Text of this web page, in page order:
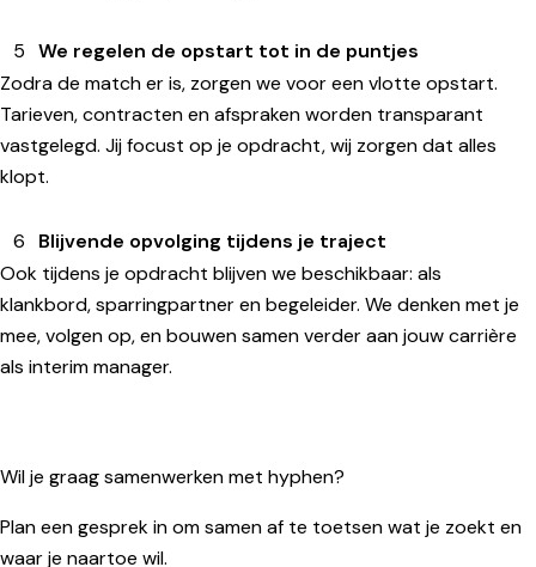
We regelen de opstart tot in de puntjes
Zodra de match er is, zorgen we voor een vlotte opstart.
Tarieven, contracten en afspraken worden transparant
vastgelegd. Jij focust op je opdracht, wij zorgen dat alles
klopt.
Blijvende opvolging tijdens je traject
Ook tijdens je opdracht blijven we beschikbaar: als
klankbord, sparringpartner en begeleider. We denken met je
mee, volgen op, en bouwen samen verder aan jouw carrière
als interim manager.
Wil je graag samenwerken met hyphen?
Plan een gesprek in om samen af te toetsen wat je zoekt en
waar je naartoe wil.